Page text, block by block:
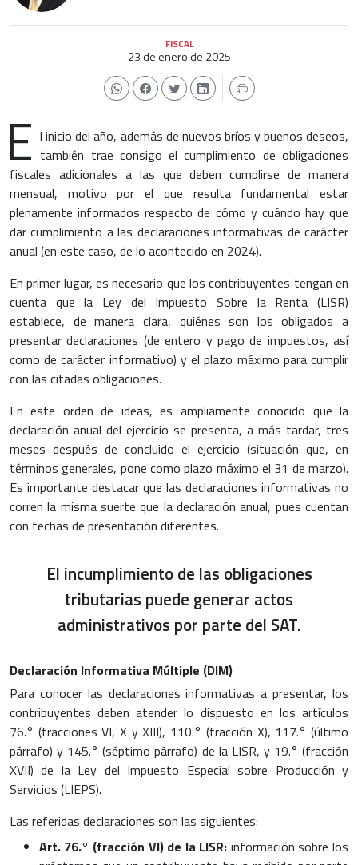
FISCAL
23 de enero de 2025
E l inicio del año, además de nuevos bríos y buenos deseos,
también trae consigo el cumplimiento de obligaciones
fiscales adicionales a las que deben cumplirse de manera
mensual, motivo por el que resulta fundamental estar
plenamente informados respecto de cómo y cuándo hay que
dar cumplimiento a las declaraciones informativas de carácter
anual (en este caso, de lo acontecido en 2024).
En primer lugar, es necesario que los contribuyentes tengan en
cuenta que la Ley del Impuesto Sobre la Renta (LISR)
establece, de manera clara, quiénes son los obligados a
presentar declaraciones (de entero y pago de impuestos, así
como de carácter informativo) y el plazo máximo para cumplir
con las citadas obligaciones.
En este orden de ideas, es ampliamente conocido que la
declaración anual del ejercicio se presenta, a más tardar, tres
meses después de concluido el ejercicio (situación que, en
términos generales, pone como plazo máximo el 31 de marzo).
Es importante destacar que las declaraciones informativas no
corren la misma suerte que la declaración anual, pues cuentan
con fechas de presentación diferentes.
El incumplimiento de las obligaciones
tributarias puede generar actos
administrativos por parte del SAT.
Declaración Informativa Múltiple (DIM)
Para conocer las declaraciones informativas a presentar, los
contribuyentes deben atender lo dispuesto en los artículos
76.° (fracciones VI, X y XIII), 110.° (fracción X), 117.° (último
párrafo) y 145.° (séptimo párrafo) de la LISR, y 19.° (fracción
XVII) de la Ley del Impuesto Especial sobre Producción y
Servicios (LIEPS).
Las referidas declaraciones son las siguientes:
Art. 76.° (fracción VI) de la LISR: información sobre los